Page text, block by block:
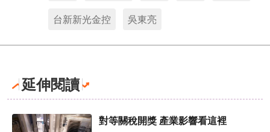
台新新光金控 吳東亮
延伸閱讀
對等關稅開獎 產業影響看這裡